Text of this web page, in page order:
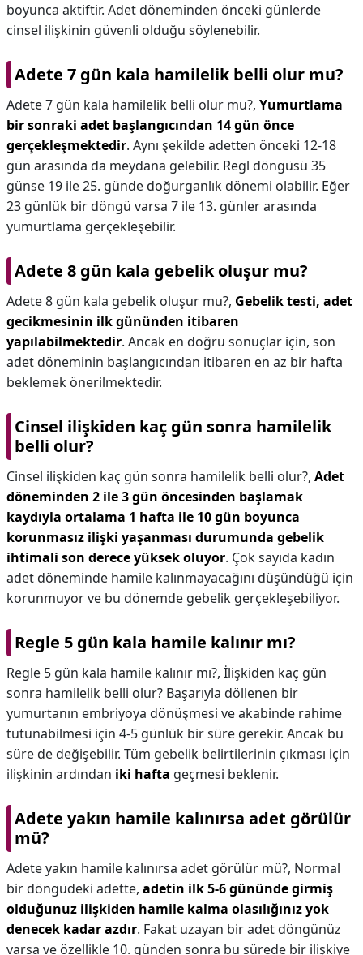
boyunca aktiftir. Adet döneminden önceki günlerde
cinsel ilişkinin güvenli olduğu söylenebilir.
Adete 7 gün kala hamilelik belli olur mu?
Adete 7 gün kala hamilelik belli olur mu?, Yumurtlama
bir sonraki adet başlangıcından 14 gün önce
gerçekleşmektedir. Aynı şekilde adetten önceki 12-18
gün arasında da meydana gelebilir. Regl döngüsü 35
günse 19 ile 25. günde doğurganlık dönemi olabilir. Eğer
23 günlük bir döngü varsa 7 ile 13. günler arasında
yumurtlama gerçekleşebilir.
Adete 8 gün kala gebelik oluşur mu?
Adete 8 gün kala gebelik oluşur mu?, Gebelik testi, adet
gecikmesinin ilk gününden itibaren
yapılabilmektedir. Ancak en doğru sonuçlar için, son
adet döneminin başlangıcından itibaren en az bir hafta
beklemek önerilmektedir.
Cinsel ilişkiden kaç gün sonra hamilelik
belli olur?
Cinsel ilişkiden kaç gün sonra hamilelik belli olur?, Adet
döneminden 2 ile 3 gün öncesinden başlamak
kaydıyla ortalama 1 hafta ile 10 gün boyunca
korunmasız ilişki yaşanması durumunda gebelik
ihtimali son derece yüksek oluyor. Çok sayıda kadın
adet döneminde hamile kalınmayacağını düşündüğü için
korunmuyor ve bu dönemde gebelik gerçekleşebiliyor.
Regle 5 gün kala hamile kalınır mı?
Regle 5 gün kala hamile kalınır mı?, İlişkiden kaç gün
sonra hamilelik belli olur? Başarıyla döllenen bir
yumurtanın embriyoya dönüşmesi ve akabinde rahime
tutunabilmesi için 4-5 günlük bir süre gerekir. Ancak bu
süre de değişebilir. Tüm gebelik belirtilerinin çıkması için
ilişkinin ardından iki hafta geçmesi beklenir.
Adete yakın hamile kalınırsa adet görülür
mü?
Adete yakın hamile kalınırsa adet görülür mü?, Normal
bir döngüdeki adette, adetin ilk 5-6 gününde girmiş
olduğunuz ilişkiden hamile kalma olasılığınız yok
denecek kadar azdır. Fakat uzayan bir adet döngünüz
varsa ve özellikle 10. günden sonra bu sürede bir ilişkiye